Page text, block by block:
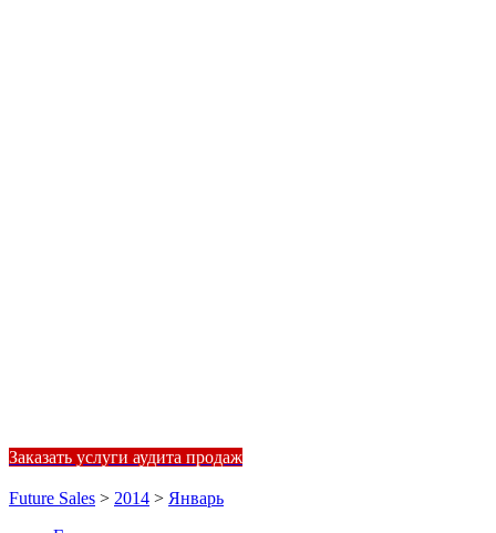
Заказать услуги аудита продаж
Future Sales > 2014 > Январь